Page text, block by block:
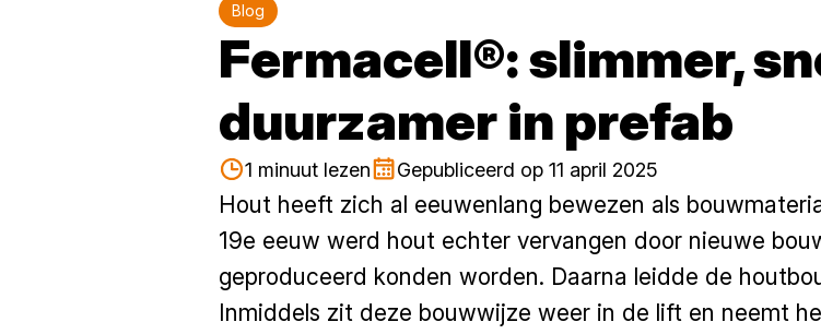
Blog
Fermacell®: slimmer,
duurzamer in prefab
1 minuut lezen Gepubliceerd op 11 april 2025
Hout heeft zich al eeuwenlang bewezen als
19e eeuw werd hout echter vervangen door nieuwe
geproduceerd konden worden. Daarna leidde de
Inmiddels zit deze bouwwijze weer in de lift en neemt